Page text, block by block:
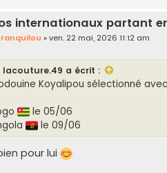
internationaux partant
»ven. 22 mai, 2026 11:12 am
lacouture.49 a écrit :
Koyalipou sélectionné
le 05/06
le 09/06
pour lui